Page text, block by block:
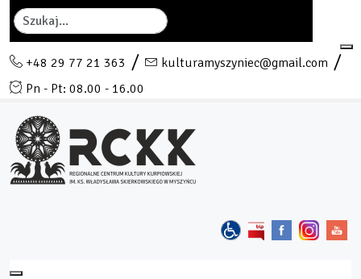
Szukaj
+48 29 77 21 363
kulturamyszyniec@gmail.com
Pn - Pt: 08.00 - 16.00